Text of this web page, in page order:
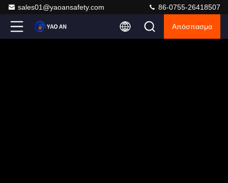
sales01@yaoansafety.com 86-0755-26418507
Απόσπασμα